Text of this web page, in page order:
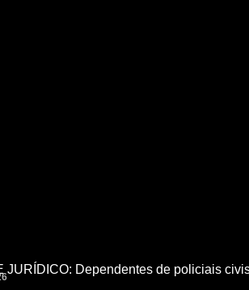
JURÍDICO: Dependentes de policiais